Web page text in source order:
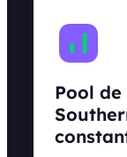
Pool